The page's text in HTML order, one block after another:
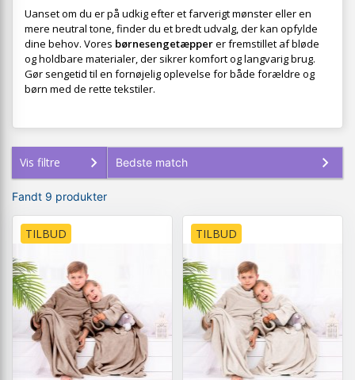
Uanset om du er på udkig efter et farverigt mønster eller en
mere neutral tone, finder du et bredt udvalg, der kan opfylde
dine behov. Vores børnesengetæpperer fremstillet af bløde
og holdbare materialer, der sikrer komfort og langvarig brug.
Gør sengetid til en fornøjelig oplevelse for både forældre og
børn med de rette tekstiler.
Vis filtre
Fandt 9 produkter
TILBUD TILBUD